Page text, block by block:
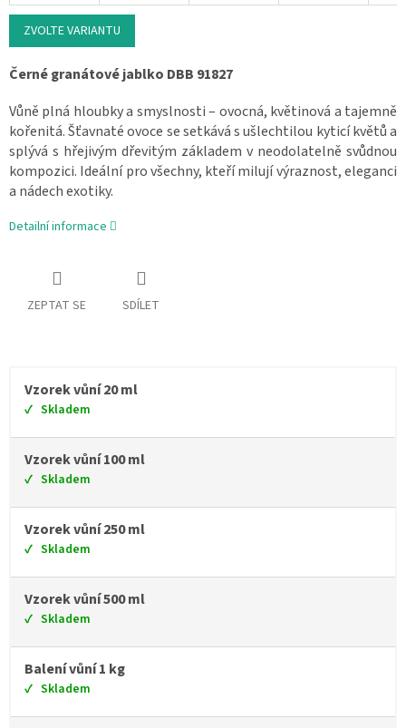
ZVOLTE VARIANTU
Černé granátové jablko DBB 91827
Vůně plná hloubky a smyslnosti – ovocná, květinová a tajemně
kořenitá. Šťavnaté ovoce se setkává s ušlechtilou kyticí květů a
splývá s hřejivým dřevitým základem v neodolatelně svůdnou
kompozici. Ideální pro všechny, kteří milují výraznost, eleganci
a nádech exotiky.
Detailní informace
ZEPTAT SE SDÍLET
Vzorek vůní 20 ml
Skladem
Vzorek vůní 100 ml
Skladem
Vzorek vůní 250 ml
Skladem
Vzorek vůní 500 ml
Skladem
Balení vůní 1 kg
Skladem